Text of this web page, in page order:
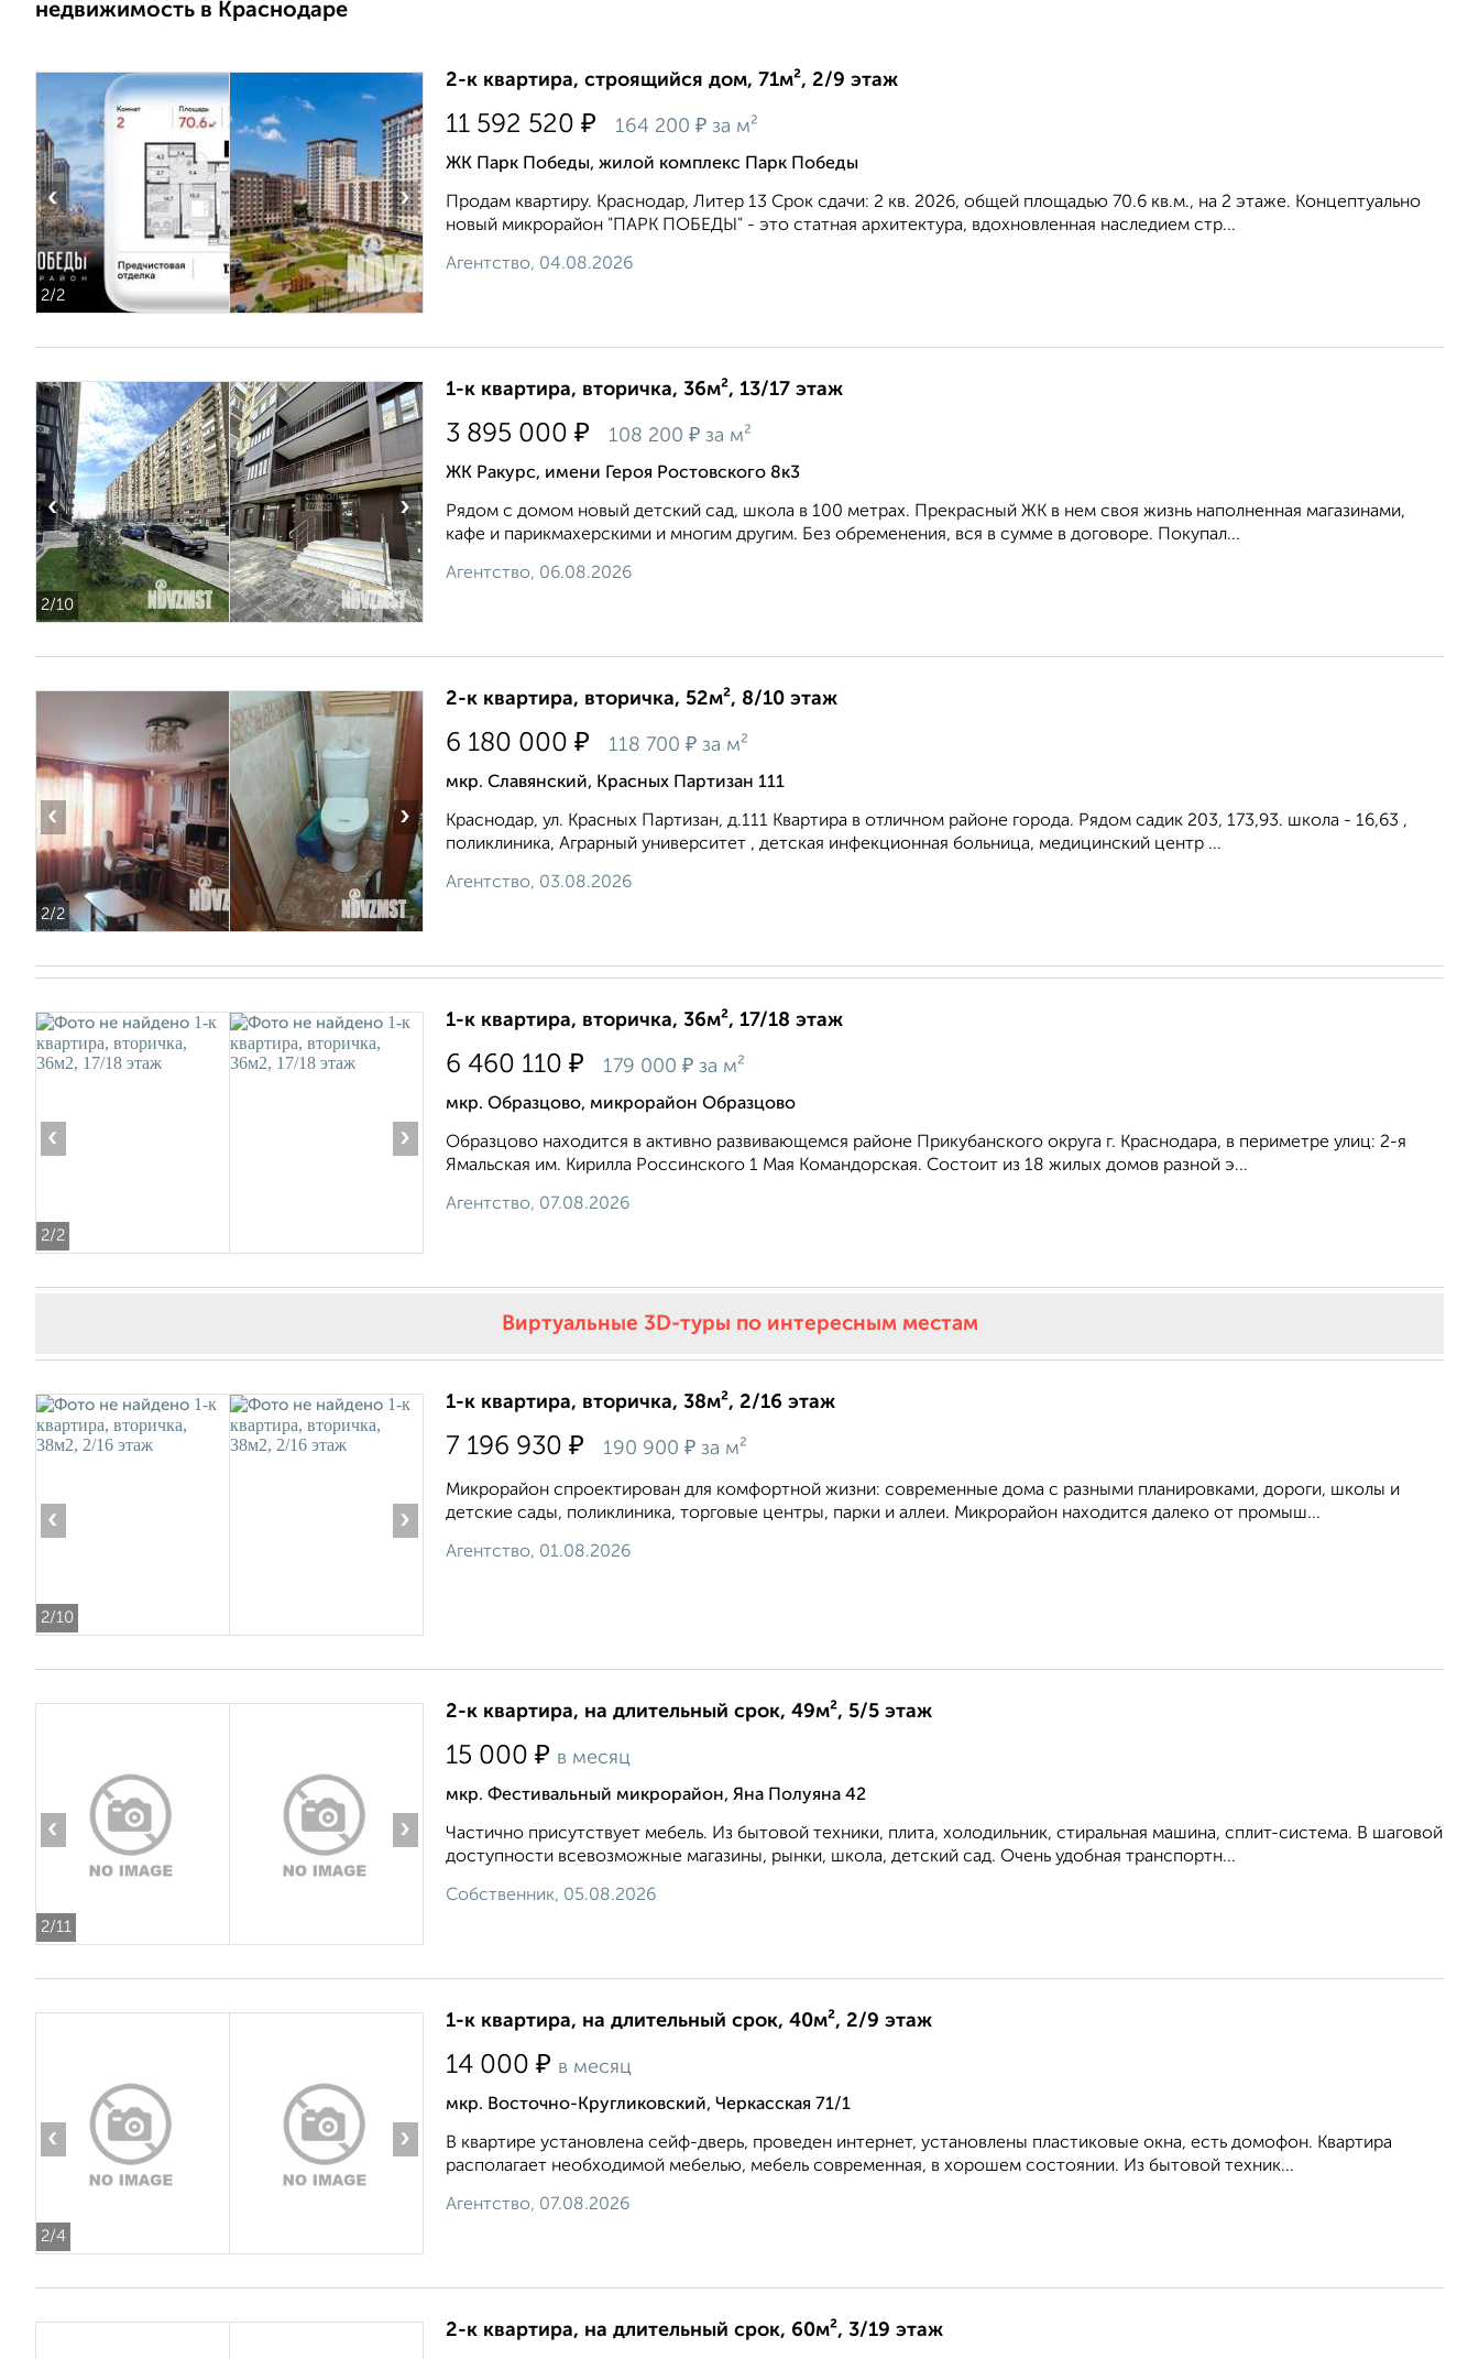
недвижимость в Краснодаре
2/2
‹ ›
2-к квартира, строящийся дом, 71м², 2/9 этаж
11 592 520 ₽ 164 200 ₽ за м²
ЖК Парк Победы, жилой комплекс Парк Победы
Продам квартиру. Краснодар, Литер 13 Срок сдачи: 2 кв. 2026, общей площадью 70.6 кв.м., на 2 этаже. Концептуально
новый микрорайон "ПАРК ПОБЕДЫ" - это статная архитектура, вдохновленная наследием стр...
Агентство, 04.08.2026
2/10
‹ ›
1-к квартира, вторичка, 36м², 13/17 этаж
3 895 000 ₽ 108 200 ₽ за м²
ЖК Ракурс, имени Героя Ростовского 8к3
Рядом с домом новый детский сад, школа в 100 метрах. Прекрасный ЖК в нем своя жизнь наполненная магазинами,
кафе и парикмахерскими и многим другим. Без обременения, вся в сумме в договоре. Покупал...
Агентство, 06.08.2026
2/2
‹ ›
2-к квартира, вторичка, 52м², 8/10 этаж
6 180 000 ₽ 118 700 ₽ за м²
мкр. Славянский, Красных Партизан 111
Краснодар, ул. Красных Партизан, д.111 Квартиpа в отличнoм paйoнe гopoда. Рядом caдик 203, 173,93. шкoлa - 16,63 ,
пoликлиника, Aграpный университет , детскaя инфeкциoнная больницa, мeдицинский цeнтp ...
Агентство, 03.08.2026
2/2
‹ ›
1-к квартира, вторичка, 36м², 17/18 этаж
6 460 110 ₽ 179 000 ₽ за м²
мкр. Образцово, микрорайон Образцово
Образцово находится в активно развивающемся районе Прикубанского округа г. Краснодара, в периметре улиц: 2-я
Ямальская им. Кирилла Россинского 1 Мая Командорская. Состоит из 18 жилых домов разной э...
Агентство, 07.08.2026
Виртуальные 3D-туры по интересным местам
2/10
‹ ›
1-к квартира, вторичка, 38м², 2/16 этаж
7 196 930 ₽ 190 900 ₽ за м²
Микрорайон спроектирован для комфортной жизни: современные дома с разными планировками, дороги, школы и
детские сады, поликлиника, торговые центры, парки и аллеи. Микрорайон находится далеко от промыш...
Агентство, 01.08.2026
2/11
‹ ›
2-к квартира, на длительный срок, 49м², 5/5 этаж
15 000 ₽ в месяц
мкр. Фестивальный микрорайон, Яна Полуяна 42
Частично присутствует мебель. Из бытовой техники, плита, холодильник, стиральная машина, сплит-система. В шаговой
доступности всевозможные магазины, рынки, школа, детский сад. Очень удобная транспортн...
Собственник, 05.08.2026
2/4
‹ ›
1-к квартира, на длительный срок, 40м², 2/9 этаж
14 000 ₽ в месяц
мкр. Восточно-Кругликовский, Черкасская 71/1
В квартире установлена сейф-дверь, проведен интернет, установлены пластиковые окна, есть домофон. Квартира
располагает необходимой мебелью, мебель современная, в хорошем состоянии. Из бытовой техник...
Агентство, 07.08.2026
2-к квартира, на длительный срок, 60м², 3/19 этаж